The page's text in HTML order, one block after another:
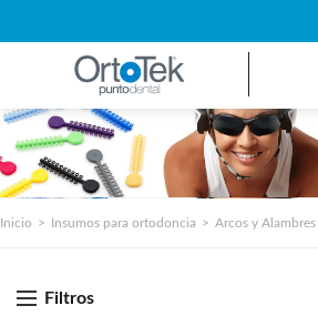
Inicio Insumos para ortodoncia Arcos y Alambres
Filtros